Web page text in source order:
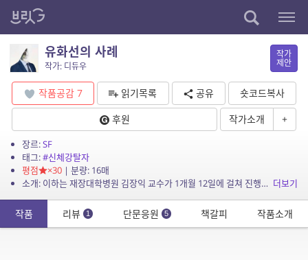
유화선의 사례
작가: 디듀우
작가
제안
작품공감 7 읽기목록 공유
숏코드복사
후원
작가소개 +
장르:SF
태그:#신체강탈자
평점
×30| 분량: 16매
소개: 이하는 재장대학병원 김장익 교수가 1개월 12일에 걸쳐 진행한 역학조사의 결과보고서이다. 더보기
작품 리뷰 1 단문응원 5 책갈피 작품소개